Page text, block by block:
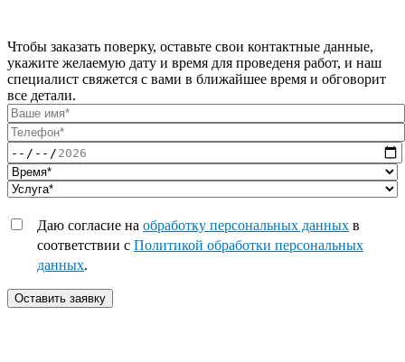
Чтобы заказать поверку, оставьте свои контактные данные,
укажите желаемую дату и время для проведеня работ, и наш
специалист свяжется с вами в ближайшее время и обговорит
все детали.
Даю согласие на обработку персональных данных в
соответствии с Политикой обработки персональных
данных.
Оставить заявку